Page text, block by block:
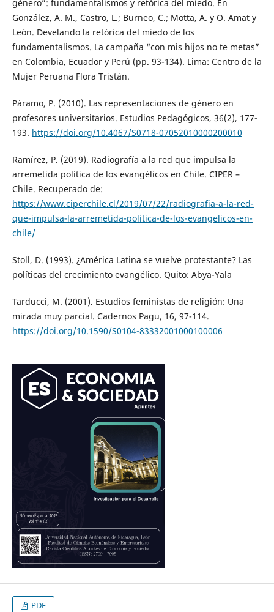
género”: fundamentalismos y retórica del miedo. En
González, A. M., Castro, L.; Burneo, C.; Motta, A. y O. Amat y
León. Develando la retórica del miedo de los
fundamentalismos. La campaña “con mis hijos no te metas”
en Colombia, Ecuador y Perú (pp. 93-134). Lima: Centro de la
Mujer Peruana Flora Tristán.
Páramo, P. (2010). Las representaciones de género en
profesores universitarios. Estudios Pedagógicos, 36(2), 177-
193. https://doi.org/10.4067/S0718-07052010000200010
Ramírez, P. (2019). Radiografía a la red que impulsa la
arremetida política de los evangélicos en Chile. CIPER –
Chile. Recuperado de:
https://www.ciperchile.cl/2019/07/22/radiografia-a-la-red-
que-impulsa-la-arremetida-politica-de-los-evangelicos-en-
chile/
Stoll, D. (1993). ¿América Latina se vuelve protestante? Las
políticas del crecimiento evangélico. Quito: Abya-Yala
Tarducci, M. (2001). Estudios feministas de religión: Una
mirada muy parcial. Cadernos Pagu, 16, 97-114.
https://doi.org/10.1590/S0104-83332001000100006
PDF